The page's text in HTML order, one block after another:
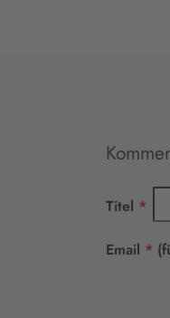
Titel *
Email *